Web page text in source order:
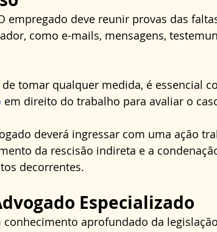
empregado deve reunir provas das
como e-mails, mensagens,
de tomar qualquer medida, é essencial
em direito do trabalho para avaliar o
deverá ingressar com uma ação
da rescisão indireta e a
decorrentes.
Especializado
aprofundado da